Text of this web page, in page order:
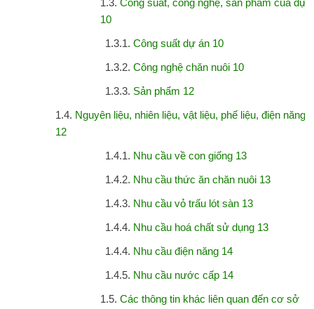
1.3. Công suất, công nghệ, sản phẩm của dự
10
1.3.1.Công suất dự án 10
1.3.2.Công nghệ chăn nuôi 10
1.3.3. Sản phẩm 12
1.4. Nguyên liệu, nhiên liệu, vật liệu, phế liệu, điện năng,
12
1.4.1. Nhu cầu về con giống 13
1.4.2. Nhu cầu thức ăn chăn nuôi 13
1.4.3. Nhu cầu vỏ trấu lót sàn 13
1.4.4. Nhu cầu hoá chất sử dụng 13
1.4.4. Nhu cầu điện năng 14
1.4.5. Nhu cầu nước cấp 14
1.5. Các thông tin khác liên quan đến cơ sở